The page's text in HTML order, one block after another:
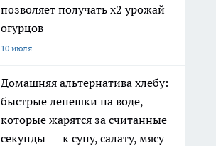
позволяет получать х2 урожай
огурцов
10 июля
Домашняя альтернатива хлебу:
быстрые лепешки на воде,
которые жарятся за считанные
секунды — к супу, салату, мясу